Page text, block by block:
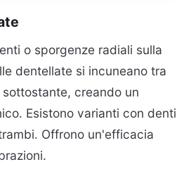
o sporgenze radiali sulla
dentellate si incuneano tra
creando un
Esistono varianti con denti
Offrono un'efficacia